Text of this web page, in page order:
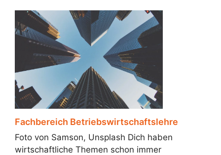
Fachbereich Betriebswirtschaftslehre
Foto von Samson, Unsplash Dich haben
wirtschaftliche Themen schon immer